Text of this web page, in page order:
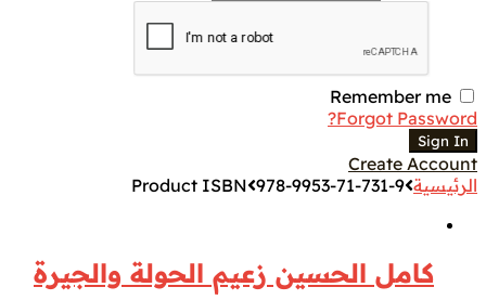
Remember me
Forgot Password?
Sign In
Create Account
الرئيسية
Product ISBN 978-9953-71-731-9
كامل الحسين زعيم الحولة والجيرة